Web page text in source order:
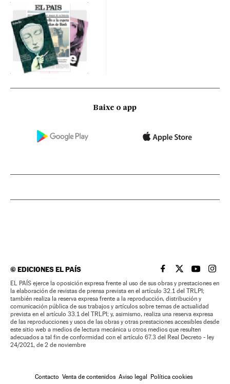
Baixe o app
©EDICIONES EL PAÍS EL PAÍS BRASIL EN
EL PAÍSEL PAÍS
EL
EL PAÍS ejerce la oposición expresa frente al uso de sus obras y prestaciones en
la elaboración de revistas de prensa prevista en el artículo 32.1 del TRLPI;
también realiza la reserva expresa frente a la reproducción, distribución y
comunicación pública de sus trabajos y artículos sobre temas de actualidad
prevista en el artículo 33.1 del TRLPI; y, asimismo, realiza una reserva expresa
de las reproducciones y usos de las obras y otras prestaciones accesibles desde
este sitio web a medios de lectura mecánica u otros medios que resulten
adecuados a tal fin de conformidad con el artículo 67.3 del Real Decreto - ley
24/2021, de 2 de noviembre
Contacto Venta de contenidos Aviso legal Política cookies